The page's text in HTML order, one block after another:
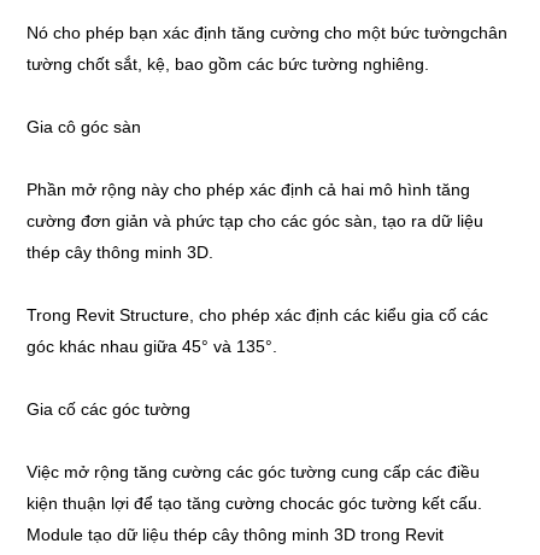
Nó cho phép bạn xác định tăng cường cho một bức tườngchân
tường chốt sắt, kệ, bao gồm các bức tường nghiêng.
Gia cô góc sàn
Phần mở rộng này cho phép xác định cả hai mô hình tăng
cường đơn giản và phức tạp cho các góc sàn, tạo ra dữ liệu
thép cây thông minh 3D.
Trong Revit Structure, cho phép xác định các kiểu gia cố các
góc khác nhau giữa 45° và 135°.
Gia cố các góc tường
Việc mở rộng tăng cường các góc tường cung cấp các điều
kiện thuận lợi để tạo tăng cường chocác góc tường kết cấu.
Module tạo dữ liệu thép cây thông minh 3D trong Revit